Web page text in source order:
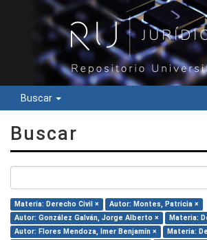
Buscar
Buscar
Materia: Derecho Civil ×
Autor: Montes, Patricia ×
Autor: González Galván, Jorge Alberto ×
Materia:
Autor: Flores Mendoza, Imer Benjamín ×
Materia: